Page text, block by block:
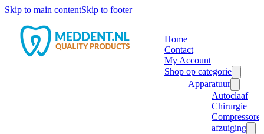
Skip to main contentSkip to footer
Home
Contact
My Account
Shop op categorie
Apparatuur
Autoclaaf
Chirurgie
afzuiging